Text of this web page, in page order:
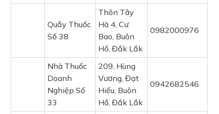
Quầy Thuốc
Số 38
Thôn Tây
Hà 4, Cư
Bao, Buôn
Hồ, Đắk Lắk
0982000976
Nhà Thuốc
Doanh
Nghiệp Số
33
209, Hùng
Vương, Đạt
Hiếu, Buôn
Hồ, Đắk Lắk
0942682546